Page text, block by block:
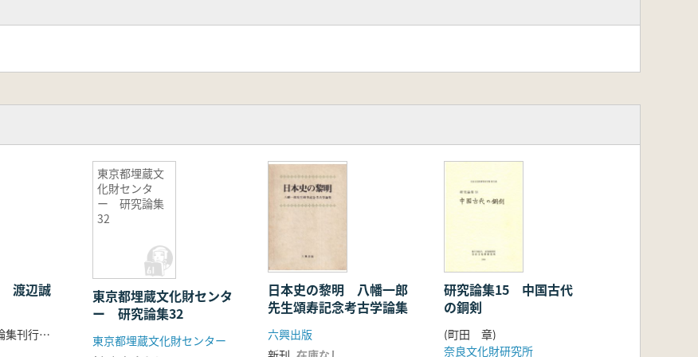
利之 原口 強 米延仁志
沖縄諸島環境史
・ブタの導入 古DNA解析を中心に
境変化と文化変化
類群組成にみる「特異的」傾向
境変化 花粉分析・植物珪酸体分析を中心に
ジロガシ果実の利用について
史時代における植物食利用 奄美・沖縄諸島を中心に
の崖葬墓
る生業の特徴と変遷
時代のヒトと生態史 宮古島長墓遺跡を中心に
頻発と気候変動問題 1830年代を中心に
渡辺誠
渡辺誠先生追悼論集刊行会 編
東京都埋蔵文
化財センタ
ー 研究論集
32
東京都埋蔵文化財センタ
ー 研究論集32
東京都埋蔵文化財センター
日本史の黎明 八幡一郎
先生頌寿記念考古学論集
六興出版
研究論集15 中国古代
の銅剣
(町田 章)
奈良文化財研究所